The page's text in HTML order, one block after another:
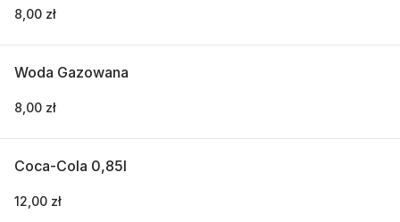
8,00 zł
Woda Gazowana
8,00 zł
Coca-Cola 0,85l
12,00 zł